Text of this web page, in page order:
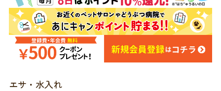
会員登録
あにまるキャンパスについて
アフターサービス
カメ 両生類
あにまるキャンパスについて
アフターサービス
商品リクエスト
お買い物ガイド
エサ・水入れ